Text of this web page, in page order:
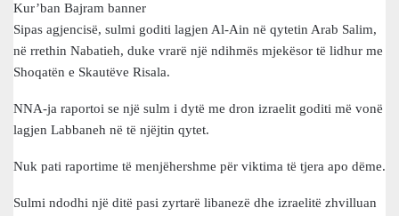
Kur’ban Bajram banner
Sipas agjencisë, sulmi goditi lagjen Al-Ain në qytetin Arab Salim,
në rrethin Nabatieh, duke vrarë një ndihmës mjekësor të lidhur me
Shoqatën e Skautëve Risala.
NNA-ja raportoi se një sulm i dytë me dron izraelit goditi më vonë
lagjen Labbaneh në të njëjtin qytet.
Nuk pati raportime të menjëhershme për viktima të tjera apo dëme.
Sulmi ndodhi një ditë pasi zyrtarë libanezë dhe izraelitë zhvilluan